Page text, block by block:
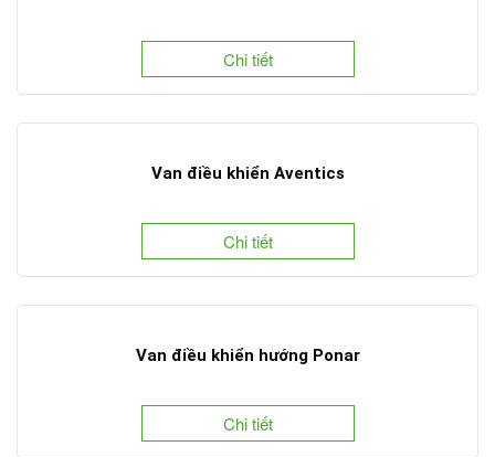
Chi tiết
Van điều khiển Aventics
Chi tiết
Van điều khiển hướng Ponar
Chi tiết